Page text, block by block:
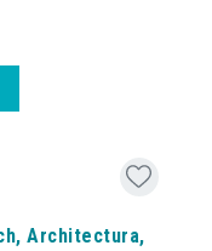
Architectura,